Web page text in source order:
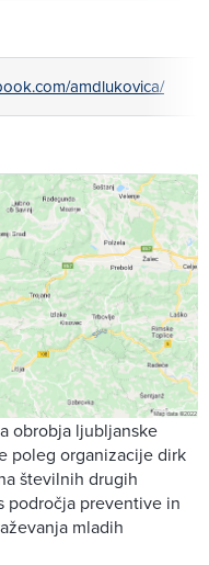
amdlukovica/
obrobja ljubljanske
poleg organizacije dirk
številnih drugih
področja preventive in
mladih